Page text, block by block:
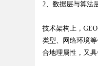
2、数据层与算法
技术架构上，
类型、网络环境
合地理属性，又具